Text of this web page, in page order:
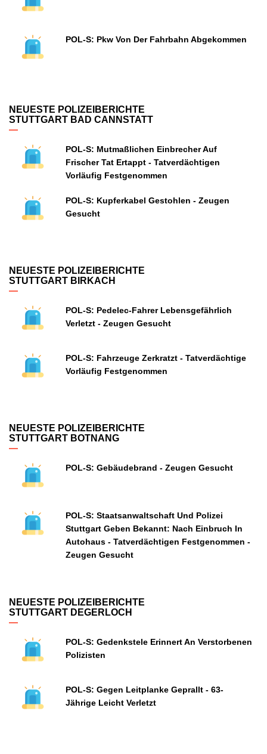
POL-S: Pkw Von Der Fahrbahn Abgekommen
NEUESTE POLIZEIBERICHTE
STUTTGART BAD CANNSTATT
POL-S: Mutmaßlichen Einbrecher Auf
Frischer Tat Ertappt - Tatverdächtigen
Vorläufig Festgenommen
POL-S: Kupferkabel Gestohlen - Zeugen
Gesucht
NEUESTE POLIZEIBERICHTE
STUTTGART BIRKACH
POL-S: Pedelec-Fahrer Lebensgefährlich
Verletzt - Zeugen Gesucht
POL-S: Fahrzeuge Zerkratzt - Tatverdächtige
Vorläufig Festgenommen
NEUESTE POLIZEIBERICHTE
STUTTGART BOTNANG
POL-S: Gebäudebrand - Zeugen Gesucht
POL-S: Staatsanwaltschaft Und Polizei
Stuttgart Geben Bekannt: Nach Einbruch In
Autohaus - Tatverdächtigen Festgenommen -
Zeugen Gesucht
NEUESTE POLIZEIBERICHTE
STUTTGART DEGERLOCH
POL-S: Gedenkstele Erinnert An Verstorbenen
Polizisten
POL-S: Gegen Leitplanke Geprallt - 63-
Jährige Leicht Verletzt